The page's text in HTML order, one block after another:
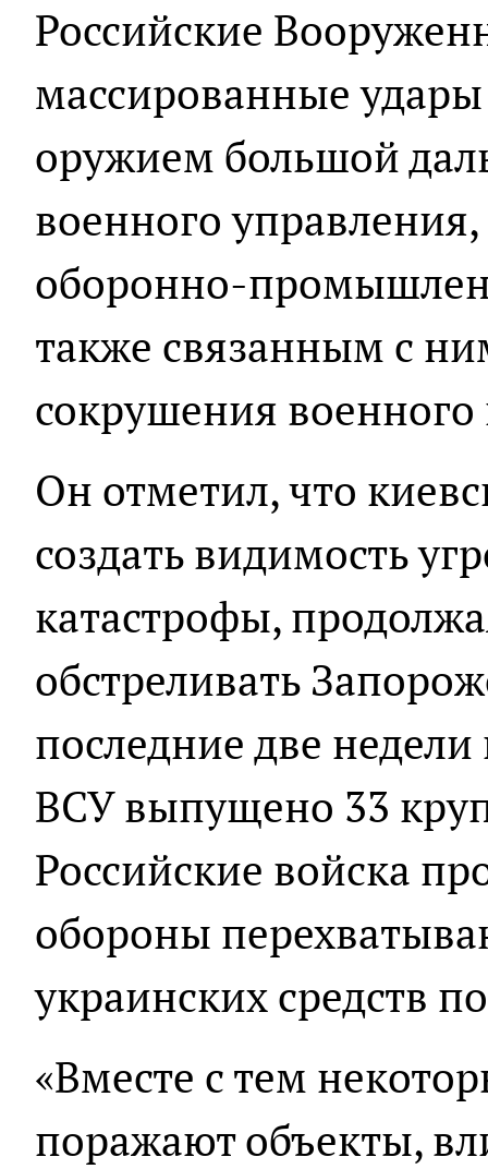
Российские
массированные
оружием большой
военного
оборонно-
также связанным с
сокрушения
Он отметил, что
создать видимость
катастрофы,
обстреливать
последние две
ВСУ выпущено 33
Российские войска
обороны
украинских средств
«Вместе с тем
поражают объекты,